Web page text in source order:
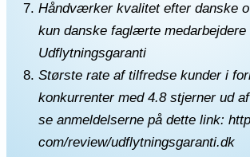
Håndværker kvalitet efter danske
kun danske faglærte medarbejdere
Udflytningsgaranti
Største rate af tilfredse kunder i
konkurrenter med 4.8 stjerner ud
se anmeldelserne på dette link:
com/review/udflytningsgaranti.dk